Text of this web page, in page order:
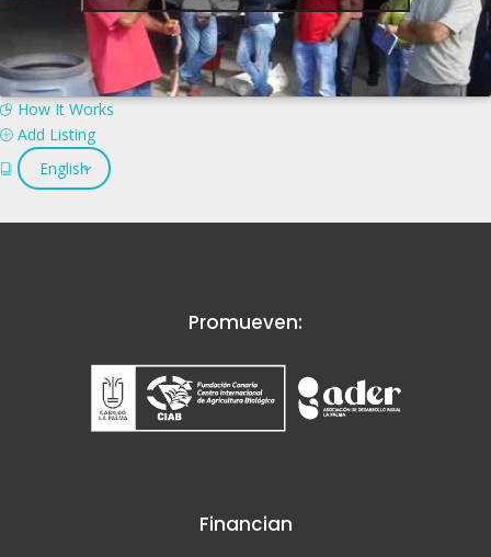
How It Works
Add Listing
English
Promueven:
Financian